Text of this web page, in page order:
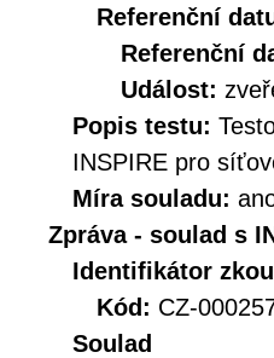
Referenční
Referenční
Událost:
Popis testu:
INSPIRE pro
Míra souladu:
Zpráva - soulad s
Identifikátor
Kód: CZ-
Soulad